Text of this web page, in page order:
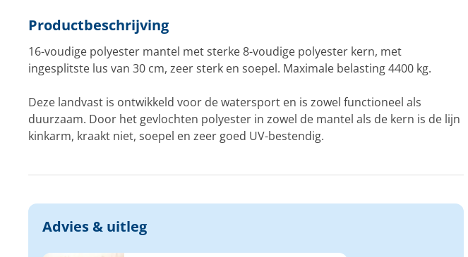
Productbeschrijving
16-voudige polyester mantel met sterke 8-voudige polyester kern, met
ingesplitste lus van 30 cm, zeer sterk en soepel. Maximale belasting 4400 kg.
Deze landvast is ontwikkeld voor de watersport en is zowel functioneel als
duurzaam. Door het gevlochten polyester in zowel de mantel als de kern is de lijn
kinkarm, kraakt niet, soepel en zeer goed UV-bestendig.
Advies & uitleg